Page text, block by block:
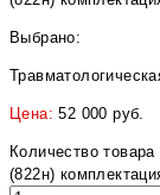
Выбрано:
Цена:52 000 руб.
Количество
(822н)